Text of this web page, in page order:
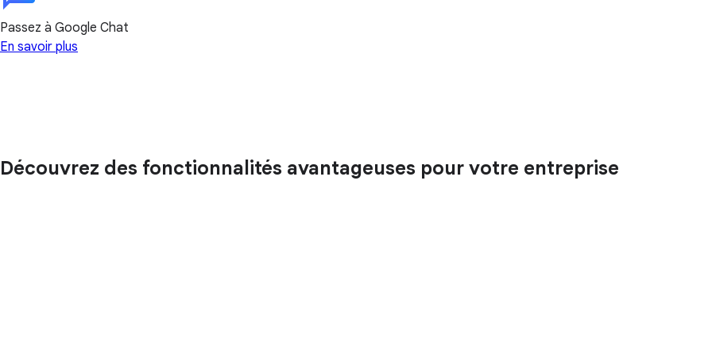
Passez à Google Chat
En savoir plus
Découvrez des fonctionnalités avantageuses pour votre entreprise